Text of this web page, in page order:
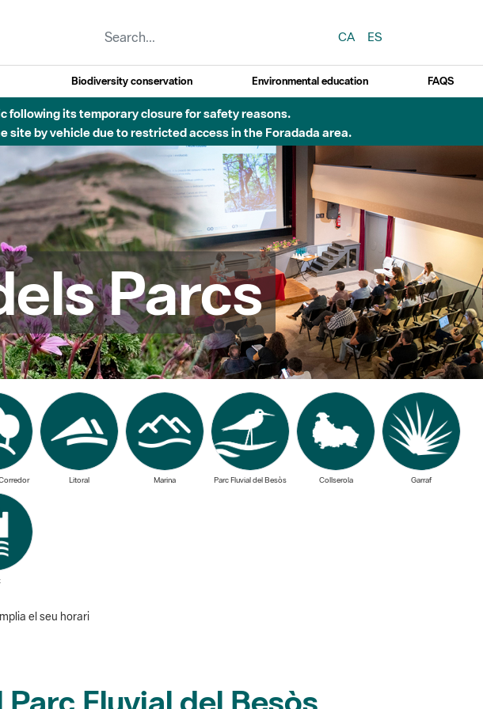
CA
ES
Biodiversity conservation Environmental education FAQS
Parc Fluvial del Besòs per pluges intenses.
Parcs
Litoral Marina Parc Fluvial del Besòs Collserola Garraf
el seu horari